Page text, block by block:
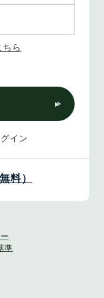
ら
イン
料）
準